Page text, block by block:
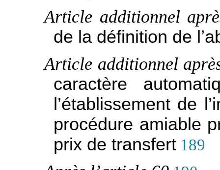
Article additionnel
de la définition de
Article additionnel
caractère
l’établissement de
procédure amiable
prix de transfert189